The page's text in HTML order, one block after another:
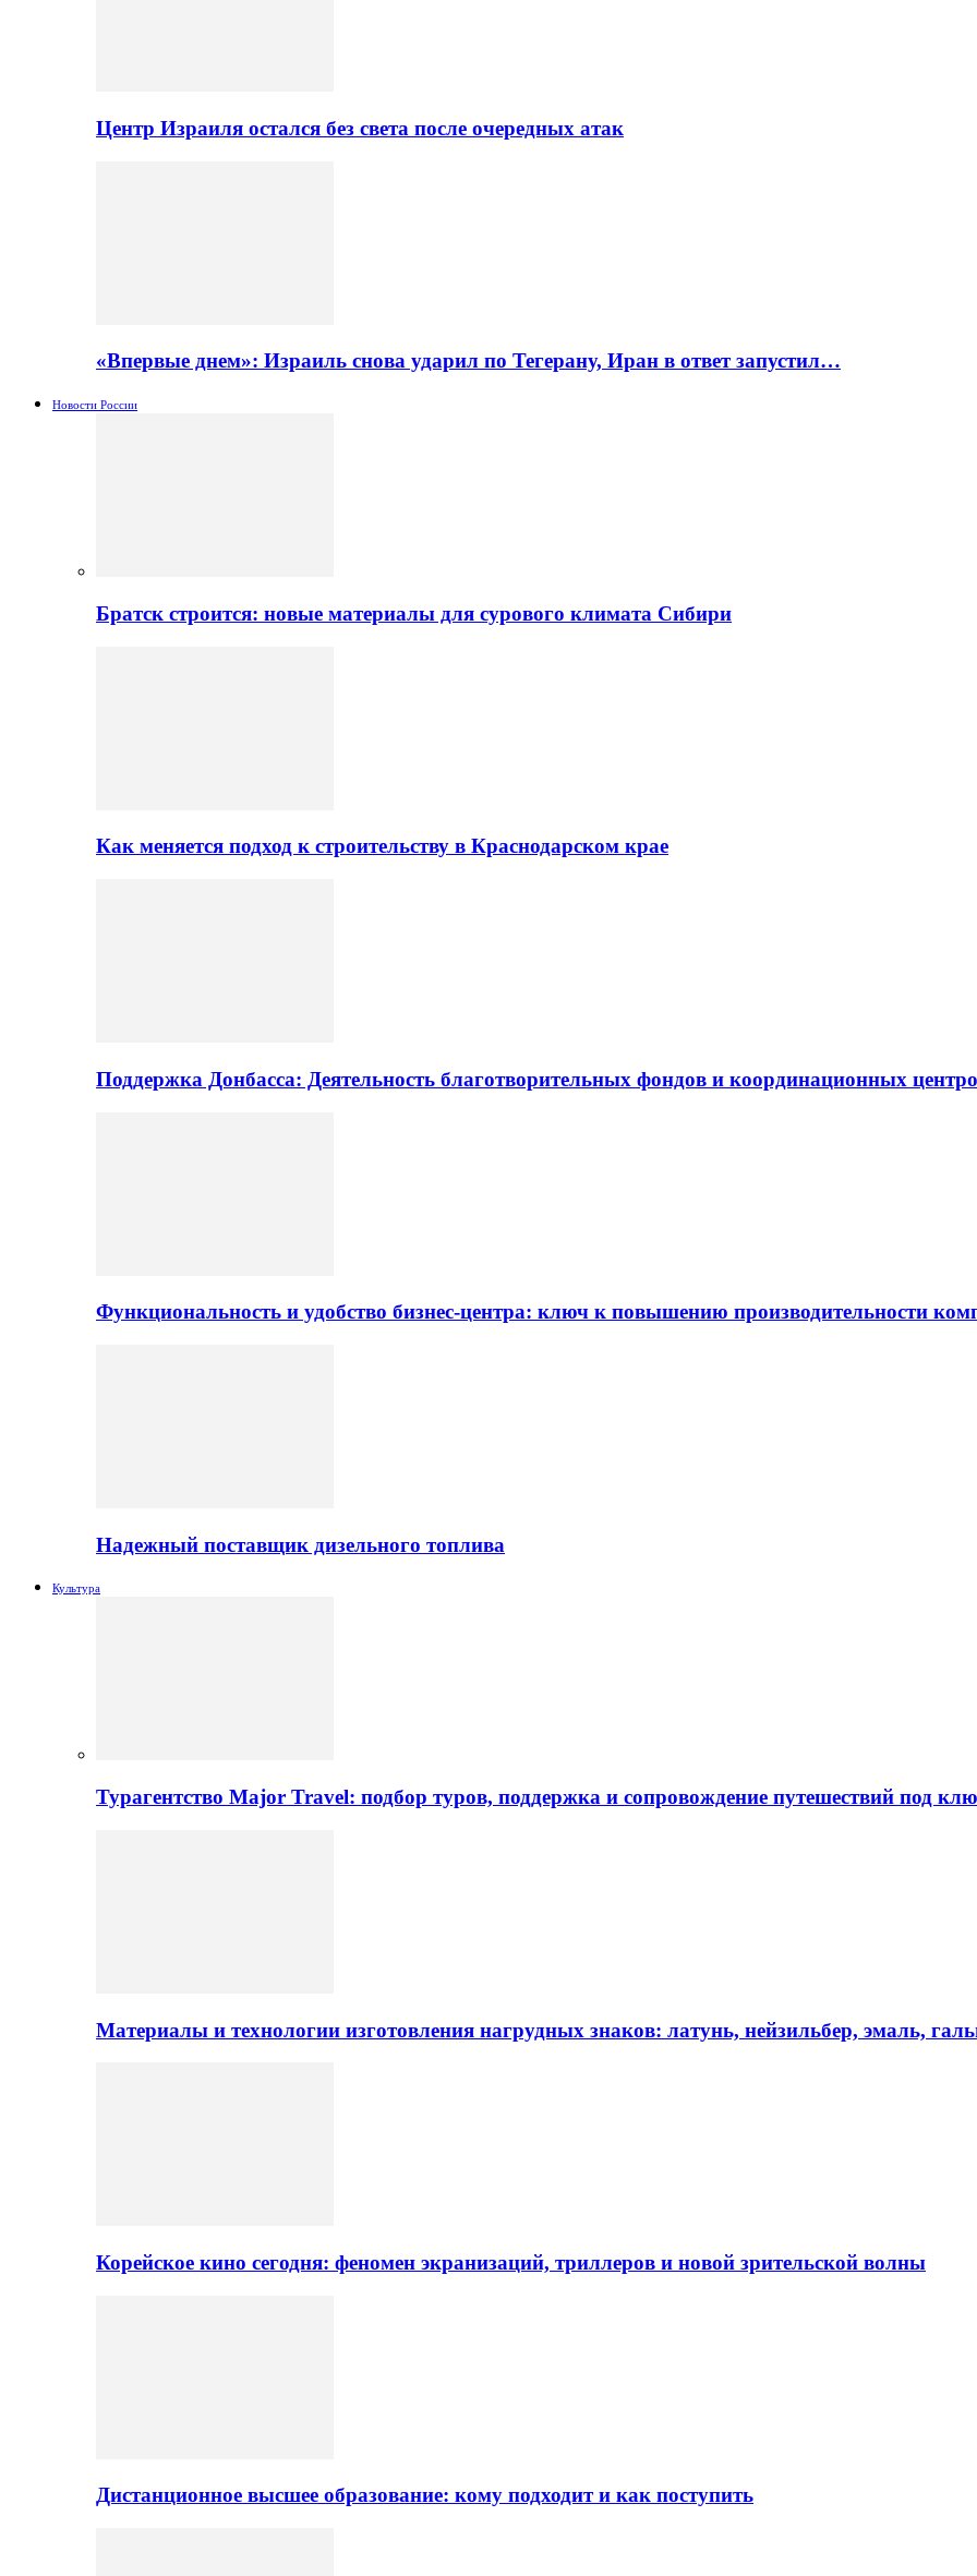
Центр Израиля остался без света после очередных атак
«Впервые днем»: Израиль снова ударил по Тегерану, Иран в ответ запустил…
Новости России
Братск строится: новые материалы для сурового климата Сибири
Как меняется подход к строительству в Краснодарском крае
Поддержка Донбасса: Деятельность благотворительных фондов и координационных
Функциональность и удобство бизнес-центра: ключ к повышению производительности
Надежный поставщик дизельного топлива
Культура
Турагентство Major Travel: подбор туров, поддержка и сопровождение путешествий под
Материалы и технологии изготовления нагрудных знаков: латунь, нейзильбер, эмаль,
Корейское кино сегодня: феномен экранизаций, триллеров и новой зрительской волны
Дистанционное высшее образование: кому подходит и как поступить